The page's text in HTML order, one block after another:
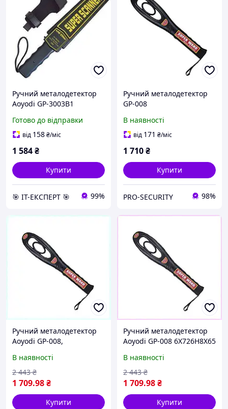
Ручний металодетектор
Aoyodi GP-3003B1
Готово до відправки
від 158₴/міс
1 584₴
Купити
🎯 ІТ-ЕКСПЕРТ 🎯 99%
Ручний металодетектор
GP-008
В наявності
від 171 ₴/міс
1 710₴
Купити
PRO-SECURITY 98%
Ручний металодетектор
Aoyodi GP-008,
В наявності
1 709.98₴
2 443 ₴
Купити
Ручний металодетектор
Aoyodi GP-008 6X726H8X65
В наявності
1 709.98₴
2 443 ₴
Купити